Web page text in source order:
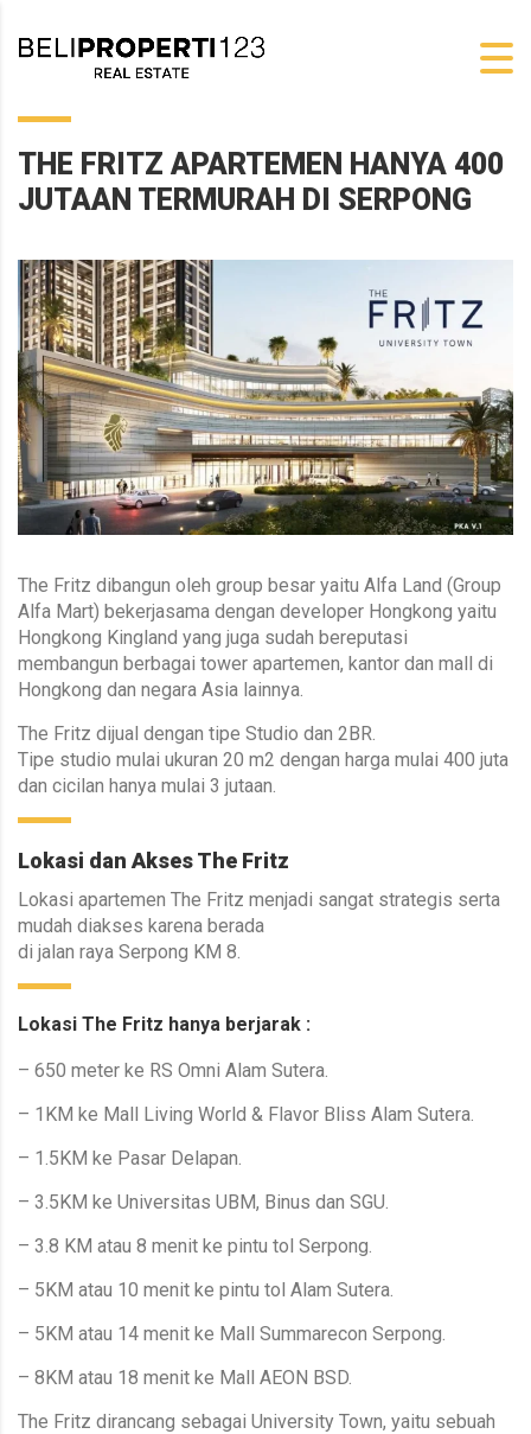
THE FRITZ APARTEMEN HANYA 400
JUTAAN TERMURAH DI SERPONG
The Fritz dibangun oleh group besar yaitu Alfa Land (Group
Alfa Mart) bekerjasama dengan developer Hongkong yaitu
Hongkong Kingland yang juga sudah bereputasi
membangun berbagai tower apartemen, kantor dan mall di
Hongkong dan negara Asia lainnya.
The Fritz dijual dengan tipe Studio dan 2BR.
Tipe studio mulai ukuran 20 m2 dengan harga mulai 400 juta
dan cicilan hanya mulai 3 jutaan.
Lokasi dan Akses The Fritz
Lokasi apartemen The Fritz menjadi sangat strategis serta
mudah diakses karena berada
di jalan raya Serpong KM 8.
Lokasi The Fritz hanya berjarak :
– 650 meter ke RS Omni Alam Sutera.
– 1KM ke Mall Living World & Flavor Bliss Alam Sutera.
– 1.5KM ke Pasar Delapan.
– 3.5KM ke Universitas UBM, Binus dan SGU.
– 3.8 KM atau 8 menit ke pintu tol Serpong.
– 5KM atau 10 menit ke pintu tol Alam Sutera.
– 5KM atau 14 menit ke Mall Summarecon Serpong.
– 8KM atau 18 menit ke Mall AEON BSD.
The Fritz dirancang sebagai University Town, yaitu sebuah